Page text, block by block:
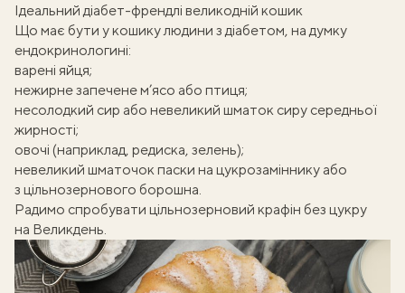
Ідеальний діабет-френдлі великодній кошик
Що має бути у кошику людини з діабетом, на думку
ендокринологині:
варені яйця;
нежирнезапечене м’ясо або птиця;
несолодкий сир або невеликий шматок сиру середньої
жирності;
овочі (наприклад, редиска, зелень);
невеликий шматочок паски на цукрозаміннику або
з цільнозернового борошна.
Радимо спробувати цільнозерновий крафін без цукру
на Великдень.